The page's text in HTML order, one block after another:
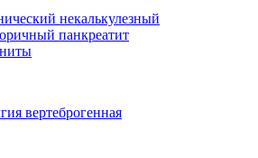
некалькулезный
панкреатит
вертеброгенная